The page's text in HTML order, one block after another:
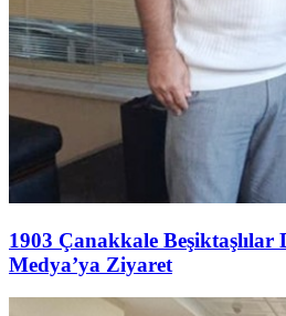
1903 Çanakkale Beşiktaşlılar
Medya’ya Ziyaret